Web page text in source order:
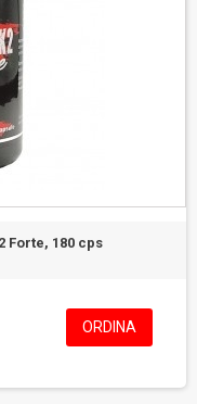
Forte, 180 cps
ORDINA